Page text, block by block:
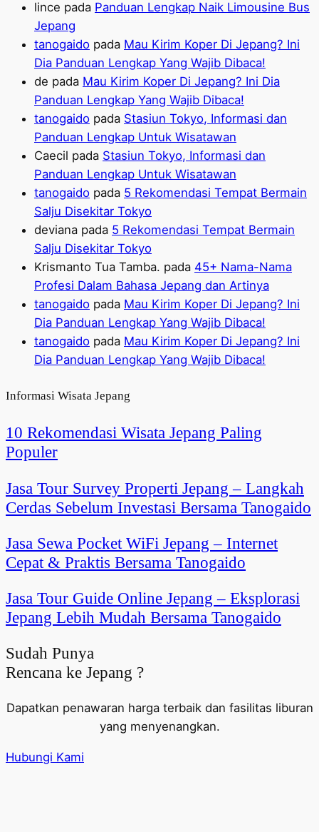
lince pada Panduan Lengkap Naik Limousine Bus
Jepang
tanogaido pada Mau Kirim Koper Di Jepang? Ini
Dia Panduan Lengkap Yang Wajib Dibaca!
de pada Mau Kirim Koper Di Jepang? Ini Dia
Panduan Lengkap Yang Wajib Dibaca!
tanogaido pada Stasiun Tokyo, Informasi dan
Panduan Lengkap Untuk Wisatawan
Caecil pada Stasiun Tokyo, Informasi dan
Panduan Lengkap Untuk Wisatawan
tanogaido pada 5 Rekomendasi Tempat Bermain
Salju Disekitar Tokyo
deviana pada 5 Rekomendasi Tempat Bermain
Salju Disekitar Tokyo
Krismanto Tua Tamba. pada 45+ Nama-Nama
Profesi Dalam Bahasa Jepang dan Artinya
tanogaido pada Mau Kirim Koper Di Jepang? Ini
Dia Panduan Lengkap Yang Wajib Dibaca!
tanogaido pada Mau Kirim Koper Di Jepang? Ini
Dia Panduan Lengkap Yang Wajib Dibaca!
Informasi Wisata Jepang
10 Rekomendasi Wisata Jepang Paling
Populer
Jasa Tour Survey Properti Jepang – Langkah
Cerdas Sebelum Investasi Bersama Tanogaido
Jasa Sewa Pocket WiFi Jepang – Internet
Cepat & Praktis Bersama Tanogaido
Jasa Tour Guide Online Jepang – Eksplorasi
Jepang Lebih Mudah Bersama Tanogaido
Sudah Punya
Rencana ke Jepang ?
Dapatkan penawaran harga terbaik dan fasilitas liburan
yang menyenangkan.
Hubungi Kami